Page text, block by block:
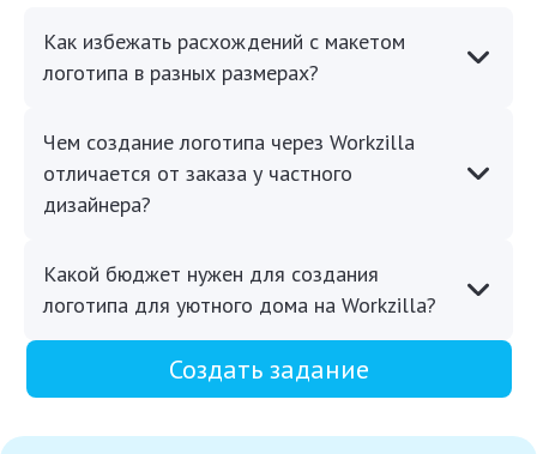
Как избежать расхождений с макетом
логотипа в разных размерах?
Чем создание логотипа через Workzilla
отличается от заказа у частного
дизайнера?
Какой бюджет нужен для создания
логотипа для уютного дома на Workzilla?
Создать задание